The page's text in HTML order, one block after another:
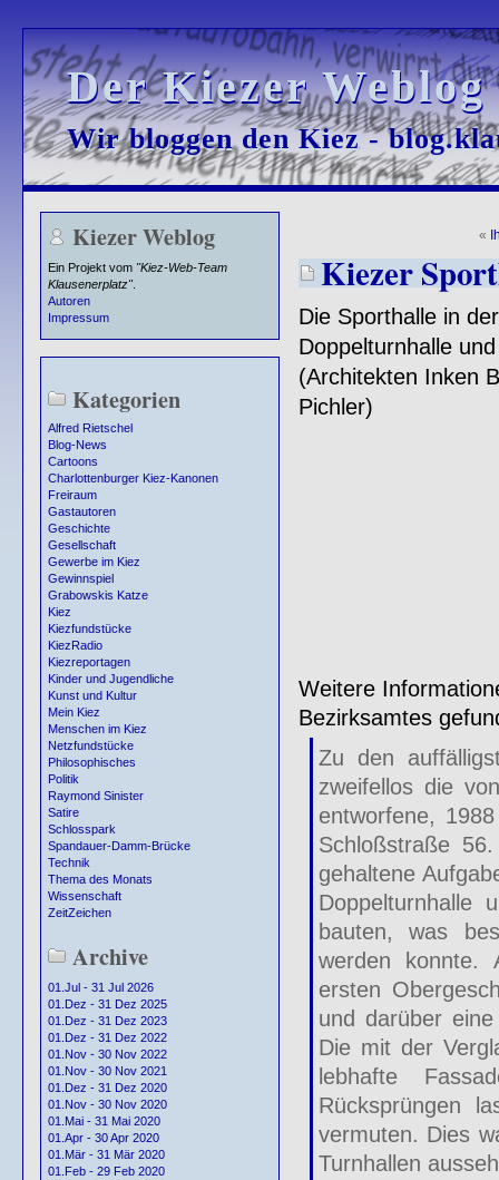
Der Kiezer
Der Kiezer
Wir bloggen den Kiez -
Wir bloggen den Kiez -
Kiezer Weblog
Ein Projekt vom "Kiez-Web-Team
Klausenerplatz".
Autoren
Impressum
Kategorien
Alfred Rietschel
Blog-News
Cartoons
Charlottenburger Kiez-Kanonen
Freiraum
Gastautoren
Geschichte
Gesellschaft
Gewerbe im Kiez
Gewinnspiel
Grabowskis Katze
Kiez
Kiezfundstücke
KiezRadio
Kiezreportagen
Kinder und Jugendliche
Kunst und Kultur
Mein Kiez
Menschen im Kiez
Netzfundstücke
Philosophisches
Politik
Raymond Sinister
Satire
Schlosspark
Spandauer-Damm-Brücke
Technik
Thema des Monats
Wissenschaft
ZeitZeichen
Archive
01.Jul - 31 Jul 2026
01.Dez - 31 Dez 2025
01.Dez - 31 Dez 2023
01.Dez - 31 Dez 2022
01.Nov - 30 Nov 2022
01.Nov - 30 Nov 2021
01.Dez - 31 Dez 2020
01.Nov - 30 Nov 2020
01.Mai - 31 Mai 2020
01.Apr - 30 Apr 2020
01.Mär - 31 Mär 2020
01.Feb - 29 Feb 2020
«
Kiezer
Die Sporthalle in
Doppelturnhalle
(Architekten Inken
Pichler)
Weitere
Bezirksamtes
Zu den
zweifellos die
entworfene,
Schloßstraße
gehaltene
Doppelturnhalle
bauten, was
werden konnte.
ersten
und darüber
Die mit der
lebhafte
Rücksprüngen
vermuten. Dies
Turnhallen